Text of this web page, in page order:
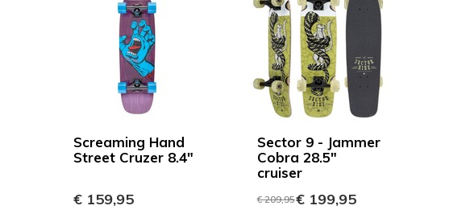
Screaming Hand
Street Cruzer 8.4"
€ 159,95
Sector 9 - Jammer
Cobra 28.5"
cruiser
€ 209,95€ 199,95